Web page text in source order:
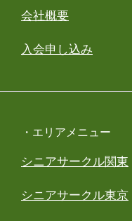
会社概要
入会申し込み
・エリアメニュー
シニアサークル関東
シニアサークル東京